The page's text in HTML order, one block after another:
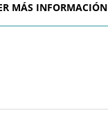
MÁS INFORMACIÓN